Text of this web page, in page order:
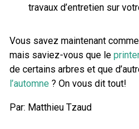
travaux d’entretien sur
Vous savez maintenant
mais saviez-vous que le
de certains arbres et que
l’automne ? On vous dit tout!
Par: Matthieu Tzaud